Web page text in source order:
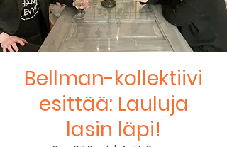
Bellman-kollektiivi
esittää: Lauluja
lasin läpi!